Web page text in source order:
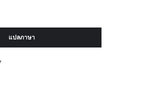
แปลภาษา